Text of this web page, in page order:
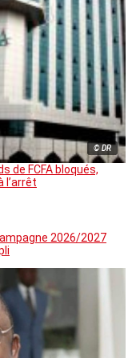
© DR
de FCFA bloqués,
l’arrêt
2026/2027